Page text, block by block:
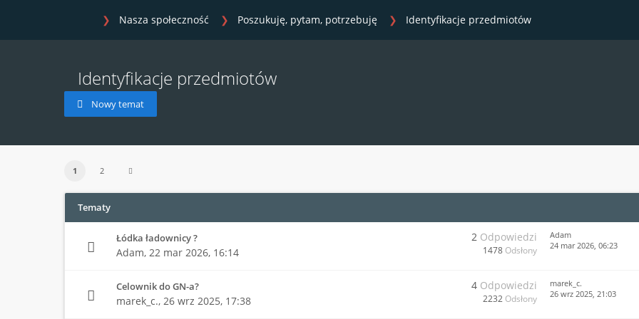
Nasza społeczność Poszukuję, pytam, potrzebuję Identyfikacje przedmiotów
Identyfikacje przedmiotów
Nowy temat
1 2
Tematy
Łódka ładownicy ?
Adam, 22 mar 2026, 16:14
2 Odpowiedzi
1478 Odsłony
Adam
24 mar 2026, 06:23
Celownik do GN-a?
marek_c., 26 wrz 2025, 17:38
4 Odpowiedzi
2232 Odsłony
marek_c.
26 wrz 2025, 21:03